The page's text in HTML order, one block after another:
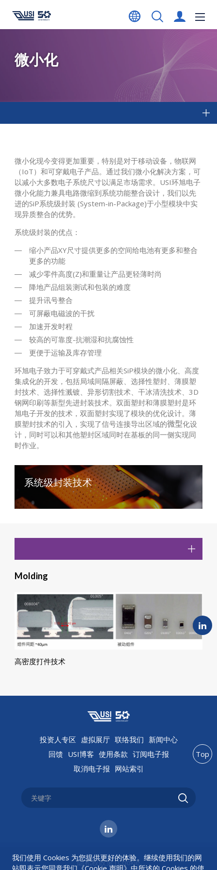
微小化
微小化现今变得更加重要，特别是对于移动设备，物联网
（IoT）和可穿戴电子产品。通过我们微小化解决方案，可
以减小大多数电子系统尺寸以满足市场需求。USI环旭电子
微小化能力兼具电路微缩到系统功能整合设计，我们以先
进的SiP系统级封装 (System-in-Package)于小型模块中实
现异质整合的优势。
系统级封装的优点：
缩小产品XY尺寸提供更多的空间给电池有更多和整合
更多的功能
减少零件高度(Z)和重量让产品更轻薄时尚
降地产品组装测试和包装的难度
提升讯号整合
可屏蔽电磁波的干扰
加速开发时程
较高的可靠度-抗潮湿和抗腐蚀性
更便于运输及库存管理
环旭电子致力于可穿戴式产品相关SiP模块的微小化、高度
集成化的开发，包括局域间隔屏蔽、选择性塑封、薄膜塑
封技术、选择性溅镀、异形切割技术、干冰清洗技术、3D
钢网印刷等新型先进封装技术。双面塑封和薄膜塑封是环
旭电子开发的技术，双面塑封实现了模块的优化设计。薄
膜塑封技术的引入，实现了信号连接导出区域的微型化设
计，同时可以和其他塑封区域同时在基板的同一侧实现同
时作业。
系统级封装技术
Molding
高密度打件技术
投资人专区 虚拟展厅 联络我们 新闻中心
回馈 USI博客 使用条款 订阅电子报
取消电子报 网站索引
隐私权政策 |Cookie
Top
我们使用 Cookies 为您提供更好的体验。继续使用我们的网
站即表示您同意我们《Cookie 声明》中所述的 Cookies 的使